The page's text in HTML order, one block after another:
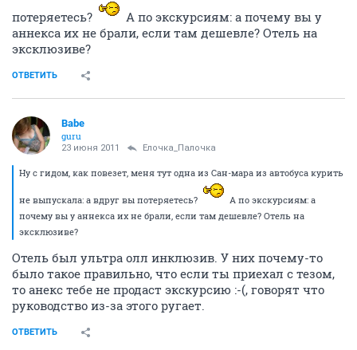
потеряетесь?
А по экскурсиям: а почему вы у
аннекса их не брали, если там дешевле? Отель на
эксклюзиве?
ОТВЕТИТЬ
Babe
guru
23 июня 2011 Ёлочка_Палочка
Ну с гидом, как повезет, меня тут одна из Сан-мара из автобуса курить
не выпускала: а вдруг вы потеряетесь?
А по экскурсиям: а
почему вы у аннекса их не брали, если там дешевле? Отель на
эксклюзиве?
Отель был ультра олл инклюзив. У них почему-то
было такое правильно, что если ты приехал с тезом,
то анекс тебе не продаст экскурсию :-(, говорят что
руководство из-за этого ругает.
ОТВЕТИТЬ